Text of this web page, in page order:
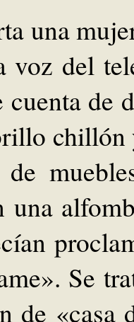
una
voz del
cuenta de
chillón
de
una
Se
de «casa